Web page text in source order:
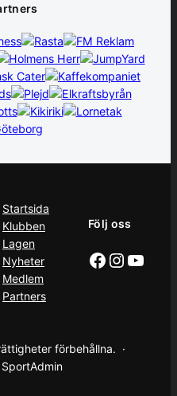
Startsida
Klubben
Lagen
Nyheter
Medlem
Partners
Följ oss
Facebook
förbehållna. ·